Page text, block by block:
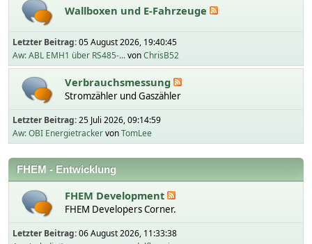
Wallboxen und E-Fahrzeuge
Letzter Beitrag:05 August 2026, 19:40:45
Aw: ABL EMH1 über RS485-...vonChrisB52
Verbrauchsmessung
Stromzähler und Gaszähler
Letzter Beitrag:25 Juli 2026, 09:14:59
Aw: OBI EnergietrackervonTomLee
FHEM - Entwicklung
FHEM Development
FHEM Developers Corner.
Letzter Beitrag:06 August 2026, 11:33:38